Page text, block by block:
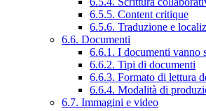
6.5.5. Content critique
6.5.6. Traduzione e
6.6. Documenti
6.6.1. I documenti vanno
6.6.2. Tipi di documenti
6.6.3. Formato di lettura
6.6.4. Modalità di
6.7. Immagini e video